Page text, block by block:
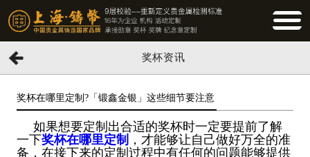
奖杯资讯
奖杯在哪里定制?「锻鑫金银」这些细节要注意
如果想要定制出合适的奖杯时一定要提前了解
一下奖杯在哪里定制 ，才能够让自己做好万全的准
备，在接下来的定制过程中有任何的问题能够提供